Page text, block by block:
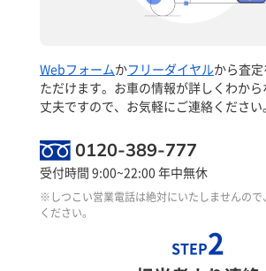
Webフォームかフリーダイヤルから査
ただけます。お車の情報が詳しくわか
丈夫ですので、お気軽にご連絡ください。
0120-389-777
受付時間 9:00~22:00 年中無休
※しつこい営業電話は絶対にいたしませんので
ください。
STEP2